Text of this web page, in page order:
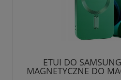
ETUI DO
MAGNETYCZNE DO